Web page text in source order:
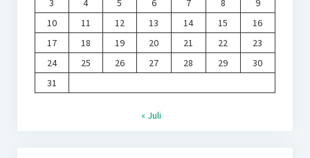
3 4 5 6 7 8
9
10
11 12 13 14 15
16
17
18 19 20 21 22
23
24
25 26 27 28 29
30
31
« Juli